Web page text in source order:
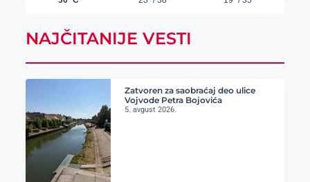
NAJČITANIJE VESTI
Zatvoren za saobraćaj deo ulice
Vojvode Petra Bojovića
5. avgust 2026.